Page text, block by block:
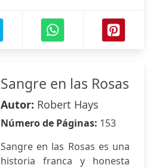
Sangre en las Rosas
Autor: Robert Hays
Número de Páginas: 153
Sangre en las Rosas es una
historia franca y honesta